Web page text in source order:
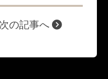
次の記事へ